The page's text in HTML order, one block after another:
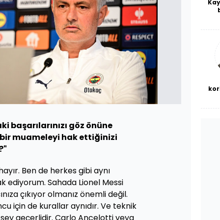
başarılarınızı göz önüne
bir muameleyi hak ettiğinizi
Ben de herkes gibi aynı
ediyorum. Sahada Lionel Messi
çıkıyor olmanız önemli değil.
için de kurallar aynıdır. Ve teknik
geçerlidir. Carlo Ancelotti veya